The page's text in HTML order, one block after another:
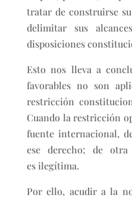
tratar de construirse
delimitar sus
disposiciones
Esto nos lleva a
favorables no son
restricción
Cuando la restricción
fuente internacional,
ese derecho; de
es ilegítima.
Por ello, acudir a la